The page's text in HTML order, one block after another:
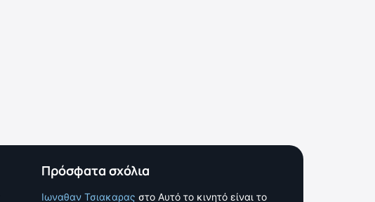
Πρόσφατα σχόλια
Ιωναθαν ΤσιακαραςστοΑυτό το κινητό είναι το